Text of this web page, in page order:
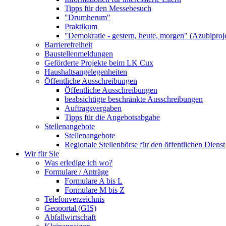
Tipps für den Messebesuch
"Drumherum"
Praktikum
"Demokratie - gestern, heute, morgen"
Barrierefreiheit
Baustellenmeldungen
Geförderte Projekte beim LK Cux
Haushaltsangelegenheiten
Öffentliche Ausschreibungen
Öffentliche Ausschreibungen
beabsichtigte beschränkte Ausschreibungen
Auftragsvergaben
Tipps für die Angebotsabgabe
Stellenangebote
Stellenangebote
Regionale Stellenbörse für den öffentlichen Dienst
Wir für Sie
Was erledige ich wo?
Formulare / Anträge
Formulare A bis L
Formulare M bis Z
Telefonverzeichnis
Geoportal (GIS)
Abfallwirtschaft